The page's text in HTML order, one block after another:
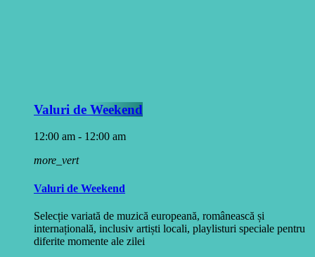
Valuri de Weekend
12:00 am - 12:00 am
more_vert
Valuri de Weekend
Selecție variată de muzică europeană, românească și
internațională, inclusiv artiști locali, playlisturi speciale pentru
diferite momente ale zilei